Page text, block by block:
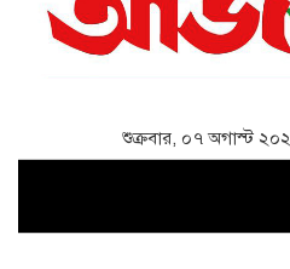
শুক্রবার, ০৭ অগাস্ট